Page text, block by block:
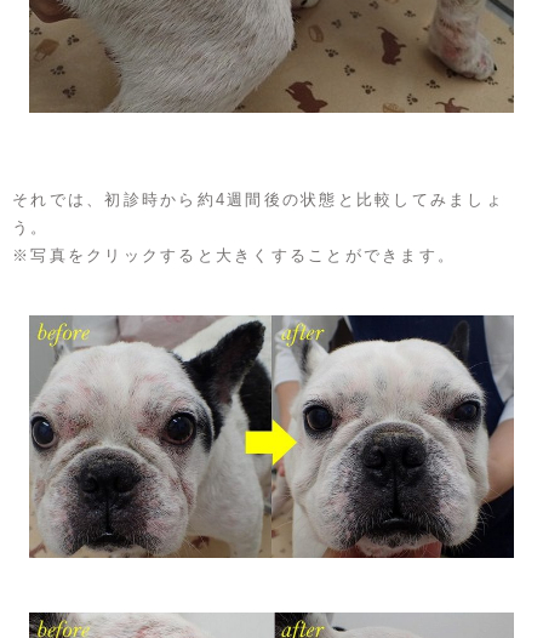
それでは、初診時から約4週間後の状態と比較してみましょ
う。
※写真をクリックすると大きくすることができます。